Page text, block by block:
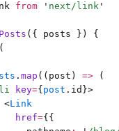
from ' next/link '
({ posts }) {
. map ((post) => (
li key={ post .id}>
<
Link
href
={{